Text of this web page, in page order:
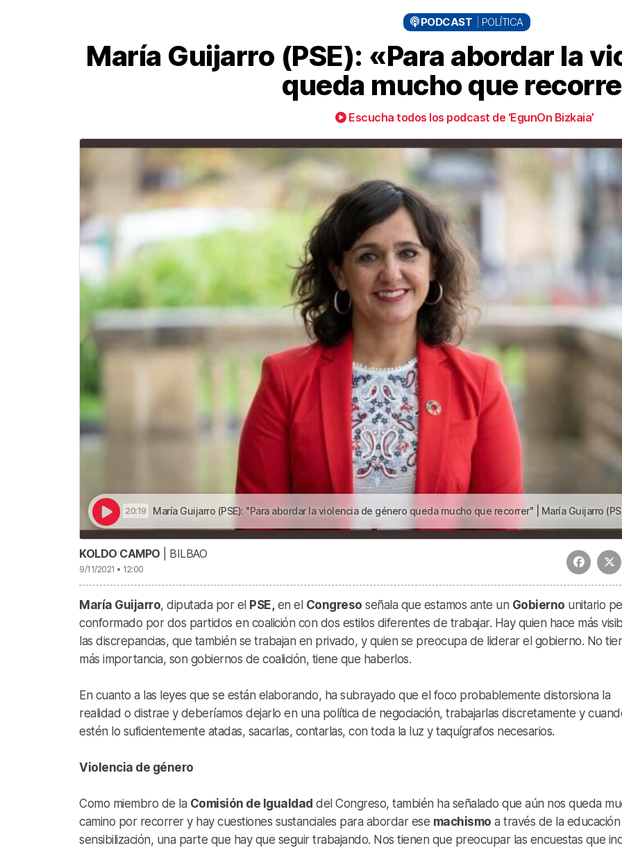
PODCAST POLÍTICA
María Guijarro (PSE): «Para abordar la
queda mucho que
Escucha todos los podcast de ‘EgunOn Bizkaia’
20:19 María Guijarro (PSE): "Para abordar la violencia de género queda mucho que recorrer" | María Guijarro (PSE): «Para abordar la violencia de género queda mucho que
KOLDO CAMPO | BILBAO
9/11/2021 • 12:00
María Guijarro, diputada por el PSE, en el Congreso señala que estamos ante un Gobierno unitario
conformado por dos partidos en coalición con dos estilos diferentes de trabajar. Hay quien hace más
las discrepancias, que también se trabajan en privado, y quien se preocupa de liderar el gobierno. No
más importancia, son gobiernos de coalición, tiene que haberlos.
En cuanto a las leyes que se están elaborando, ha subrayado que el foco probablemente distorsiona la
realidad o distrae y deberíamos dejarlo en una política de negociación, trabajarlas discretamente y
estén lo suficientemente atadas, sacarlas, contarlas, con toda la luz y taquígrafos necesarios.
Violencia de género
Como miembro de la Comisión de Igualdad del Congreso, también ha señalado que aún nos queda
camino por recorrer y hay cuestiones sustanciales para abordar ese machismo a través de la educación
sensibilización, una parte que hay que seguir trabajando. Nos tienen que preocupar las encuestas que